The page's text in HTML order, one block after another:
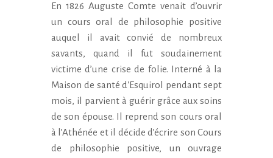
En 1826 Auguste Comte venait d’ouvrir
un cours oral de philosophie positive
auquel il avait convié de nombreux
savants, quand il fut soudainement
victime d’une crise de folie. Interné à la
Maison de santé d'Esquirol pendant sept
mois, il parvient à guérir grâce aux soins
de son épouse. Il reprend son cours oral
à l’Athénée et il décide d’écrire son Cours
de philosophie positive, un ouvrage